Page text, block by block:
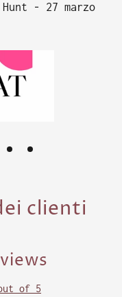
Hunt - 27 marzo
clienti
of 5